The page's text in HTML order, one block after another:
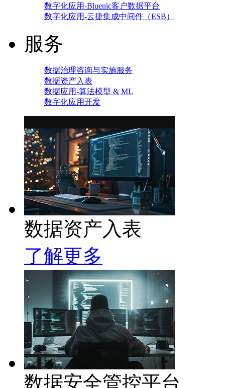
数字化应用-Bluenic客户数据平台
数字化应用-云捷集成中间件（ESB）
服务
数据治理咨询与实施服务
数据资产入表
数据应用-算法模型 & ML
数字化应用开发
数据资产入表
了解更多
数据安全管控平台